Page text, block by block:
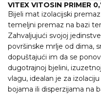
VITEX VITOSIN PRIMER
Bijeli mat izolacijski
temeljni premaz na bazi
Zahvaljujući svojoj
površinske mrlje od dima,
dopuštajući im da se
dugotrajnoj bjelini,
vlagu, idealan je za
bojama ili disperzijama na